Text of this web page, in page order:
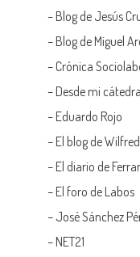
– Blog de Jesús
– Blog de Miguel
– Crónica
– Desde mi cátedra
– Eduardo Rojo
– El blog de
– El diario de
– El foro de Labos
– José Sánchez
– NET21